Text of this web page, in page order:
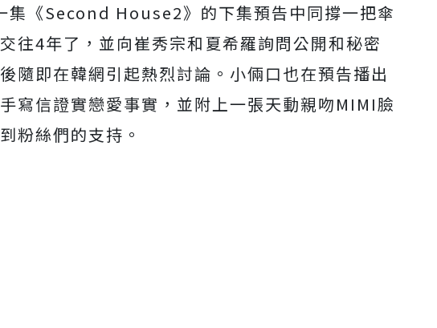
Mute
集《Second House2》的下集預告中同撐一把傘
往4年了，並向崔秀宗和夏希羅詢問公開和秘密
隨即在韓網引起熱烈討論。小倆口也在預告播出
寫信證實戀愛事實，並附上一張天動親吻MIMI臉
粉絲們的支持。